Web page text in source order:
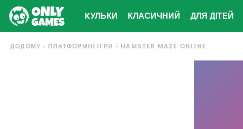
KУЛЬКИ КЛАСИЧНИЙ ДЛЯ ДІТЕЙ
ДОДОМУ ПЛАТФОРМНІ ІГРИ HAMSTER MAZE ONLINE